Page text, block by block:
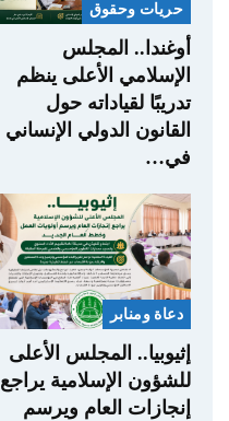
حريات وحقوق
أوغندا.. المجلس
الإسلامي الأعلى ينظم
تدريبًا لقياداته حول
القانون الدولي الإنساني
في…
دعاة ومنابر
إثيوبيا.. المجلس الأعلى
للشؤون الإسلامية يراجع
إنجازات العام ويرسم